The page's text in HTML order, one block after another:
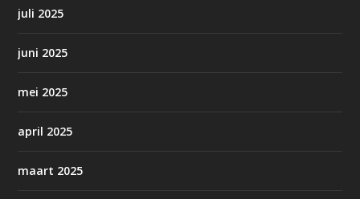
juli 2025
juni 2025
mei 2025
april 2025
maart 2025